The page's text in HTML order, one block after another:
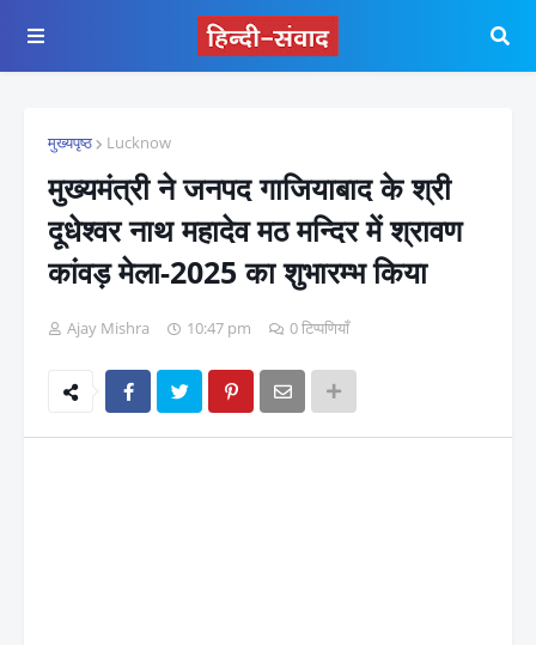
मुख्यपृष्ठ Lucknow
मुख्यमंत्री ने जनपद गाजियाबाद के श्री
दूधेश्वर नाथ महादेव मठ मन्दिर में श्रावण
कांवड़ मेला-2025 का शुभारम्भ किया
Ajay Mishra 10:47 pm 0 टिप्पणियाँ